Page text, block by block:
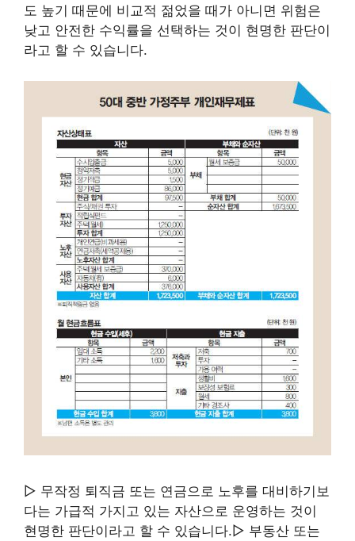
도 높기 때문에 비교적 젊었을 때가 아니면 위험은
낮고 안전한 수익률을 선택하는 것이 현명한 판단이
라고 할 수 있습니다.
▷ 무작정 퇴직금 또는 연금으로 노후를 대비하기보
다는 가급적 가지고 있는 자산으로 운영하는 것이
현명한 판단이라고 할 수 있습니다.▷ 부동산 또는